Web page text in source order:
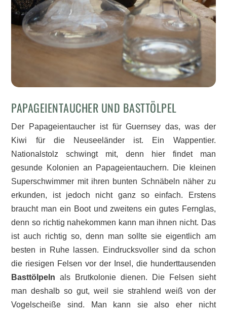
PAPAGEIENTAUCHER UND BASTTÖLPEL
Der Papageientaucher ist für Guernsey das, was der
Kiwi für die Neuseeländer ist. Ein Wappentier.
Nationalstolz schwingt mit, denn hier findet man
gesunde Kolonien an Papageientauchern. Die kleinen
Superschwimmer mit ihren bunten Schnäbeln näher zu
erkunden, ist jedoch nicht ganz so einfach. Erstens
braucht man ein Boot und zweitens ein gutes Fernglas,
denn so richtig nahekommen kann man ihnen nicht. Das
ist auch richtig so, denn man sollte sie eigentlich am
besten in Ruhe lassen. Eindrucksvoller sind da schon
die riesigen Felsen vor der Insel, die hunderttausenden
Basttölpeln als Brutkolonie dienen. Die Felsen sieht
man deshalb so gut, weil sie strahlend weiß von der
Vogelscheiße sind. Man kann sie also eher nicht